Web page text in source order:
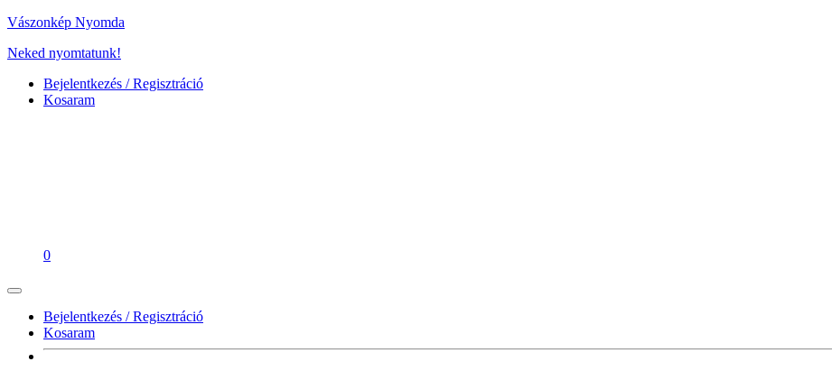
Vászonkép Nyomda
Neked nyomtatunk!
Bejelentkezés / Regisztráció
Kosaram
0
Bejelentkezés / Regisztráció
Kosaram